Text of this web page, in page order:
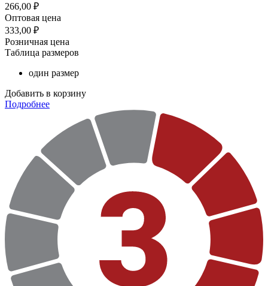
266,00 ₽
Оптовая цена
333,00 ₽
Розничная цена
Таблица размеров
один размер
Добавить в корзину
Подробнее